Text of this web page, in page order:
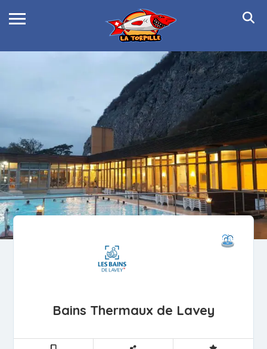
Bains Thermaux de Lavey